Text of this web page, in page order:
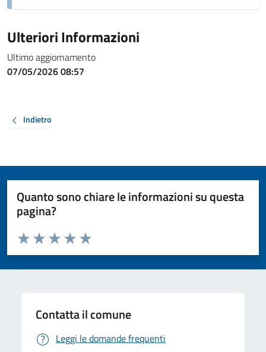
Ulteriori Informazioni
Ultimo aggiornamento
07/05/2026 08:57
Indietro
Quanto sono chiare le informazioni su questa
pagina?
Valuta da 1 a 5 stelle la pagina
Valuta 5 stelle su 5
Valuta 4 stelle su 5
Valuta 3 stelle su 5
Valuta 2 stelle su 5
Valuta 1 stelle su 5
Contatta il comune
Leggi le domande frequenti